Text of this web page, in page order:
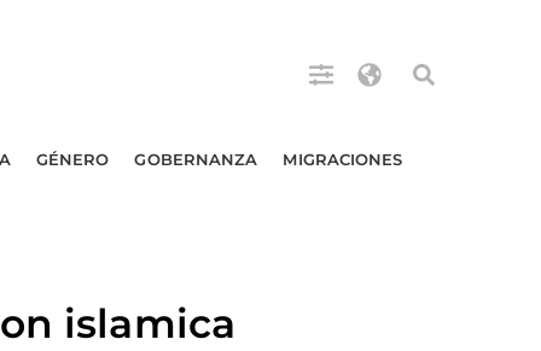
GÉNERO GOBERNANZA MIGRACIONES
islamica